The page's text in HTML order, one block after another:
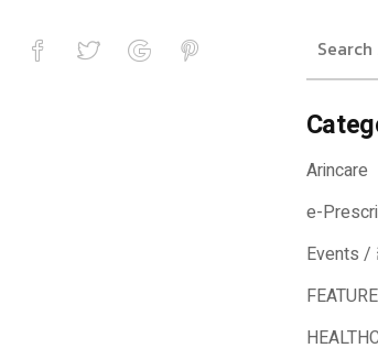
for:
Arincare
e-
Events